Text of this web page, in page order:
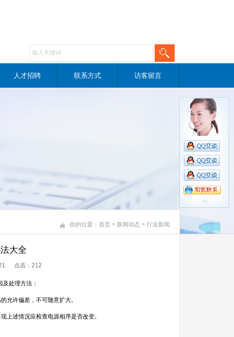
人才招聘 联系方式 访客留言
你的位置： 首页 > 新闻动态 > 行业新闻
大全
点击： 212
处理方法：
允许偏差，不可随意扩大。
上述情况应检查电源相序是否改变。